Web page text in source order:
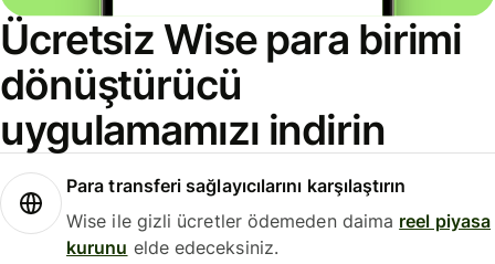
Ücretsiz Wise para birimi
dönüştürücü
uygulamamızı indirin
Para transferi sağlayıcılarını karşılaştırın
Wise ile gizli ücretler ödemeden daima reel piyasa
kurunu elde edeceksiniz.